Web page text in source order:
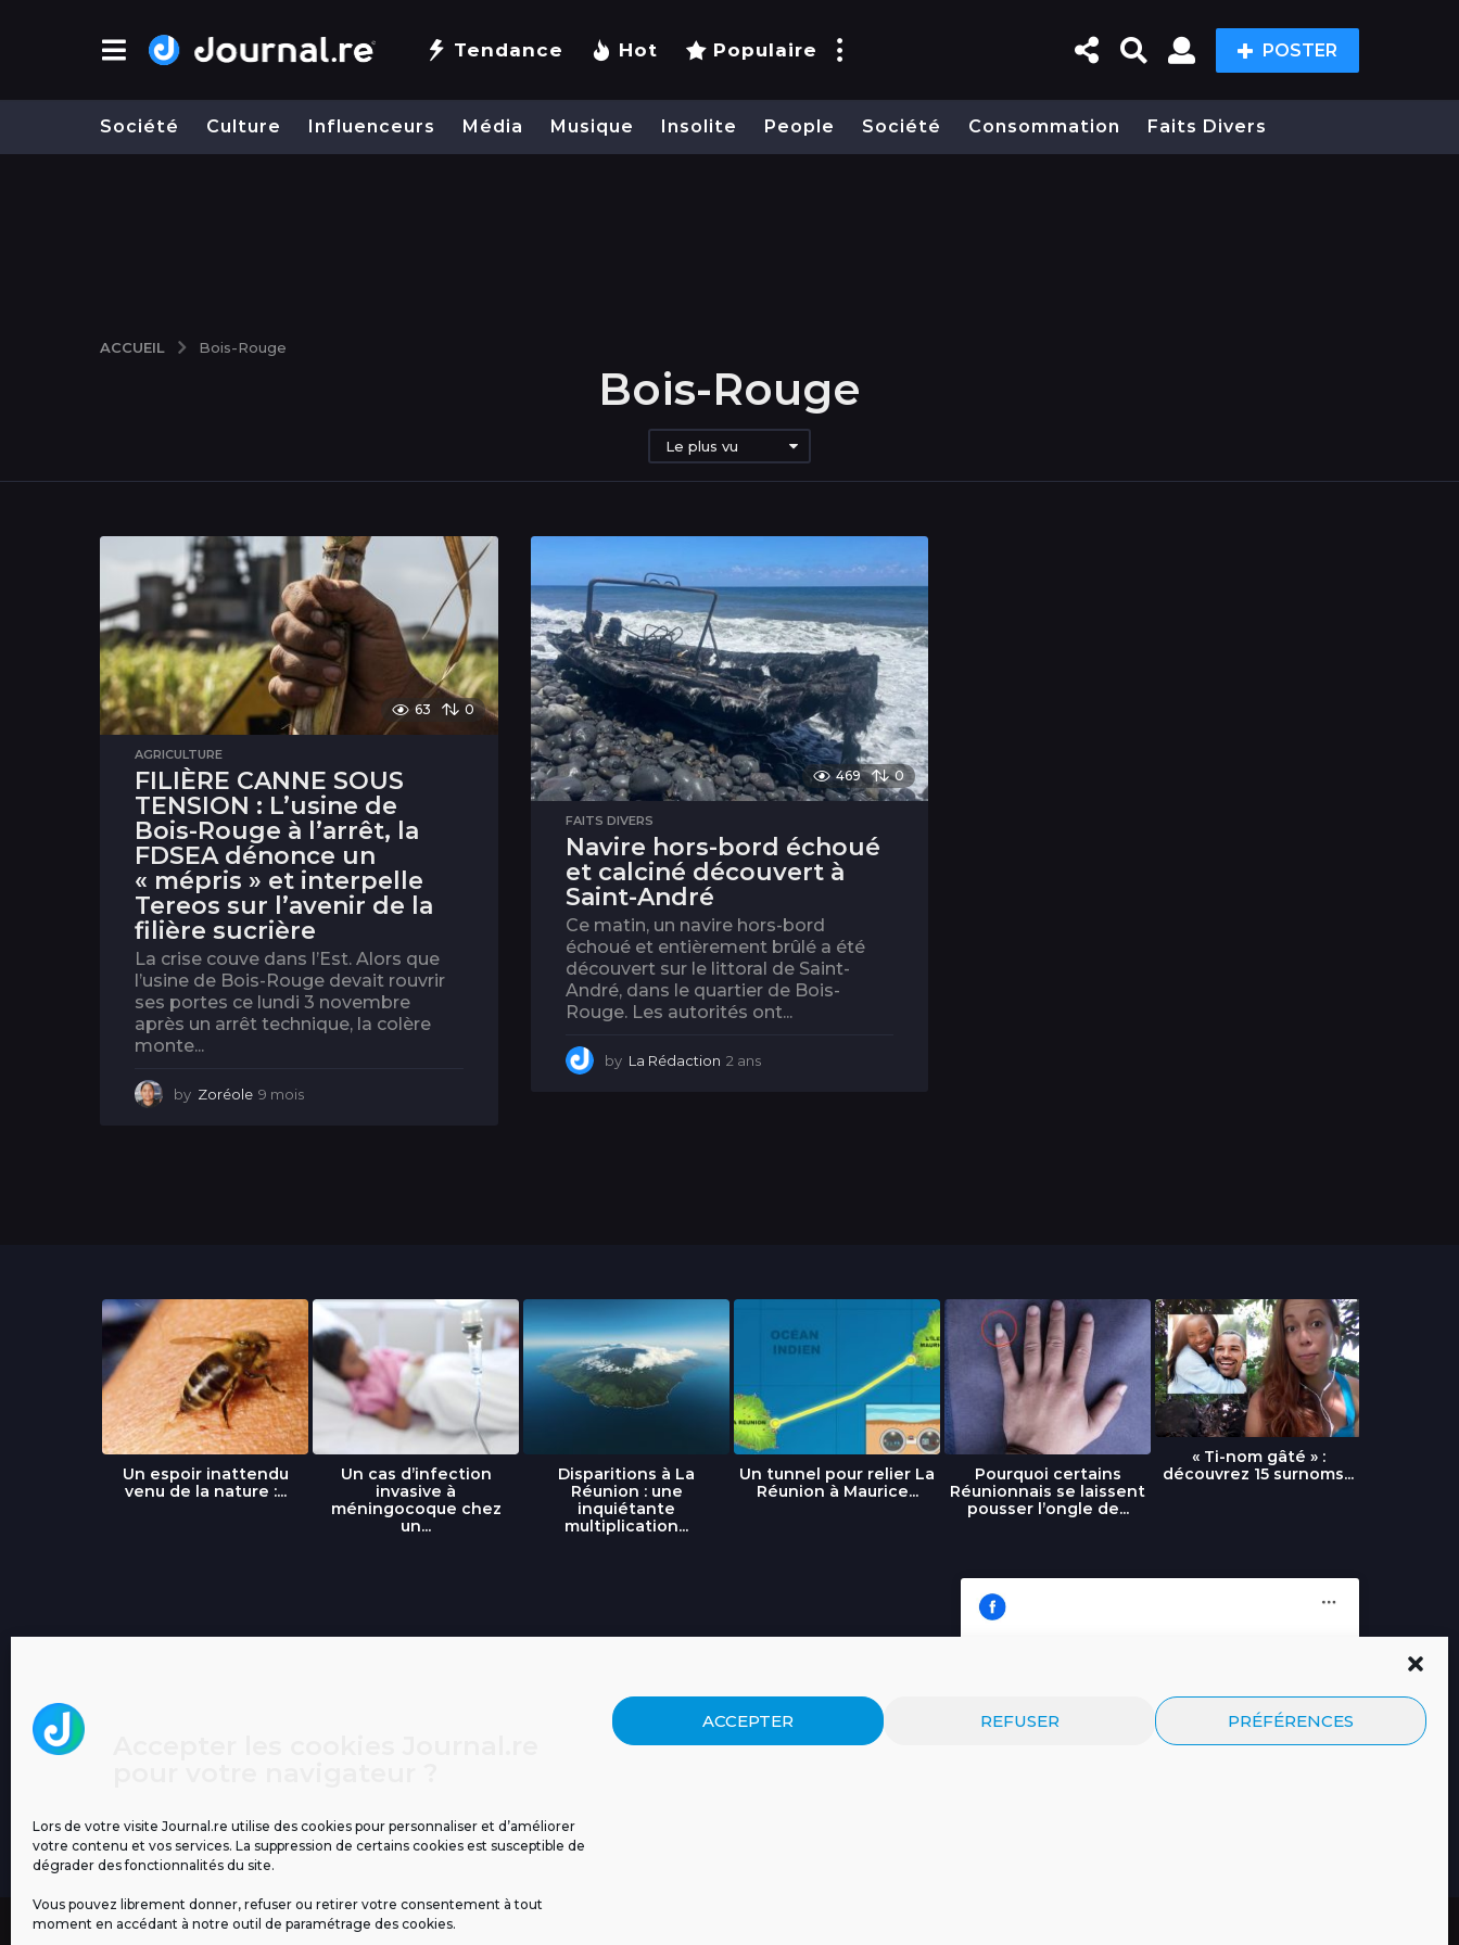
Lors de votre visite Journal.re utilise des cookies pour personnaliser et d’améliorer
votre contenu et vos services. La suppression de certains cookies est susceptible de
dégrader des fonctionnalités du site.
Vous pouvez librement donner, refuser ou retirer votre consentement à tout
moment en accédant à notre outil de paramétrage des cookies.
ACCEPTER REFUSER PRÉFÉRENCES
Tendance Hot Populaire POSTER
Société Culture Influenceurs Média Musique Insolite People Société Consommation Faits Divers
ACCUEIL Bois-Rouge
Bois-Rouge
Le plus vu
63 0
AGRICULTURE
FILIÈRE CANNE SOUS
TENSION : L’usine de
Bois-Rouge à l’arrêt, la
FDSEA dénonce un
« mépris » et interpelle
Tereos sur l’avenir de la
filière sucrière
La crise couve dans l’Est. Alors que
l’usine de Bois-Rouge devait rouvrir
ses portes ce lundi 3 novembre
après un arrêt technique, la colère
monte...
by Zoréole 9 mois
469 0
FAITS DIVERS
Navire hors-bord échoué
et calciné découvert à
Saint-André
Ce matin, un navire hors-bord
échoué et entièrement brûlé a été
découvert sur le littoral de Saint-
André, dans le quartier de Bois-
Rouge. Les autorités ont...
by La Rédaction 2 ans2
Un espoir inattendu
venu de la nature :...
Un cas d’infection
invasive à
méningocoque chez
un...
Disparitions à La
Réunion : une
inquiétante
multiplication...
Un tunnel pour relier La
Réunion à Maurice...
Pourquoi certains
Réunionnais se laissent
pousser l’ongle de...
« Ti-nom gâté » :
découvrez 15 surnoms...
Journal.re
Cliquez pour accepter les cookies
marketing et activer ce contenu
MENTIONS LÉGALES PUBLICITÉ BLOG NOS ÉMISSIONS